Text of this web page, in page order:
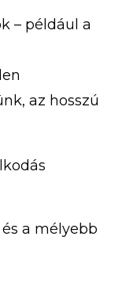
– például a
az hosszú
a mélyebb